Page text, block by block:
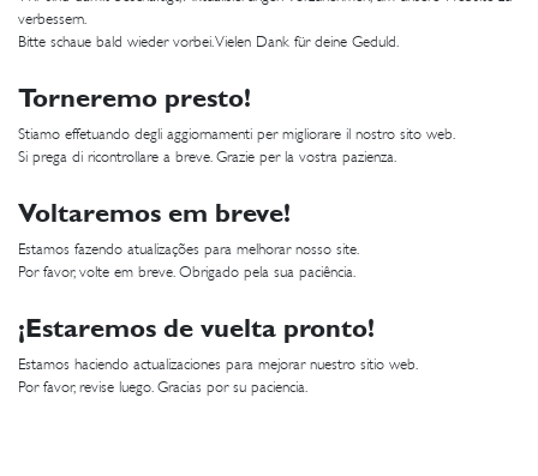
verbessern.
Bitte schaue bald wieder vorbei. Vielen Dank für deine Geduld.
Torneremo presto!
Stiamo effetuando degli aggiornamenti per migliorare il nostro sito web.
Si prega di ricontrollare a breve. Grazie per la vostra pazienza.
Voltaremos em breve!
Estamos fazendo atualizações para melhorar nosso site.
Por favor, volte em breve. Obrigado pela sua paciência.
¡Estaremos de vuelta pronto!
Estamos haciendo actualizaciones para mejorar nuestro sitio web.
Por favor, revise luego. Gracias por su paciencia.